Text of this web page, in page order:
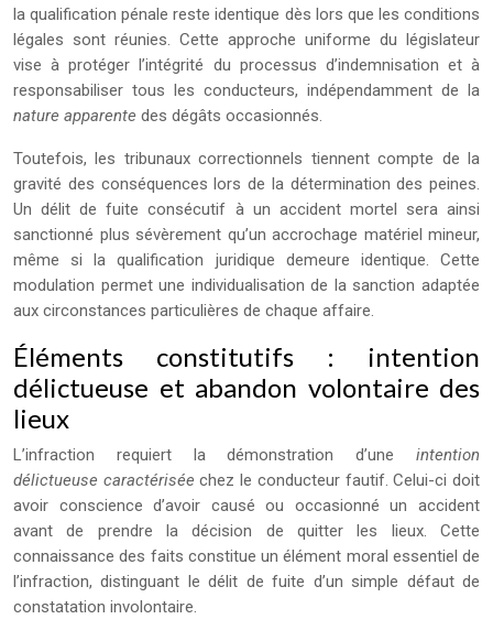
la qualification pénale reste identique dès lors que les conditions
légales sont réunies. Cette approche uniforme du législateur
vise à protéger l’intégrité du processus d’indemnisation et à
responsabiliser tous les conducteurs, indépendamment de la
nature apparente des dégâts occasionnés.
Toutefois, les tribunaux correctionnels tiennent compte de la
gravité des conséquences lors de la détermination des peines.
Un délit de fuite consécutif à un accident mortel sera ainsi
sanctionné plus sévèrement qu’un accrochage matériel mineur,
même si la qualification juridique demeure identique. Cette
modulation permet une individualisation de la sanction adaptée
aux circonstances particulières de chaque affaire.
Éléments constitutifs : intention
délictueuse et abandon volontaire des
lieux
L’infraction requiert la démonstration d’une intention
délictueuse caractériséechez le conducteur fautif. Celui-ci doit
avoir conscience d’avoir causé ou occasionné un accident
avant de prendre la décision de quitter les lieux. Cette
connaissance des faits constitue un élément moral essentiel de
l’infraction, distinguant le délit de fuite d’un simple défaut de
constatation involontaire.